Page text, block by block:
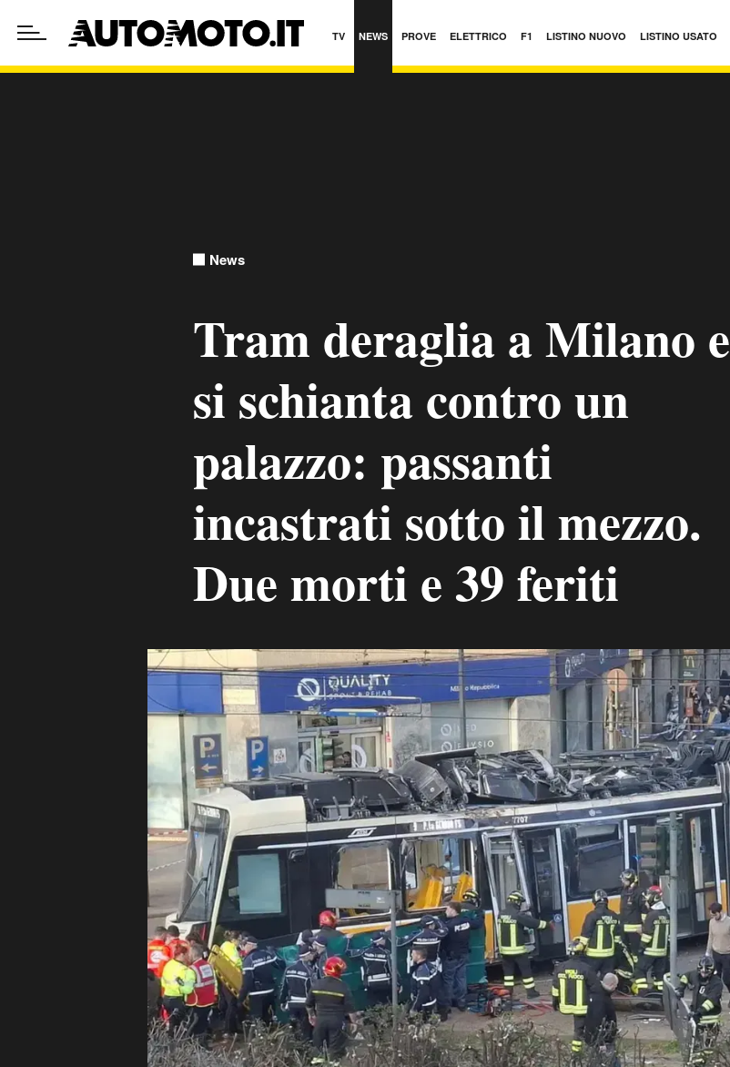
TV NEWS PROVE ELETTRICO F1 LISTINO NUOVO LISTINO USATO
News
Tram deraglia a Milano e
si schianta contro un
palazzo: passanti
incastrati sotto il mezzo.
Due morti e 39 feriti